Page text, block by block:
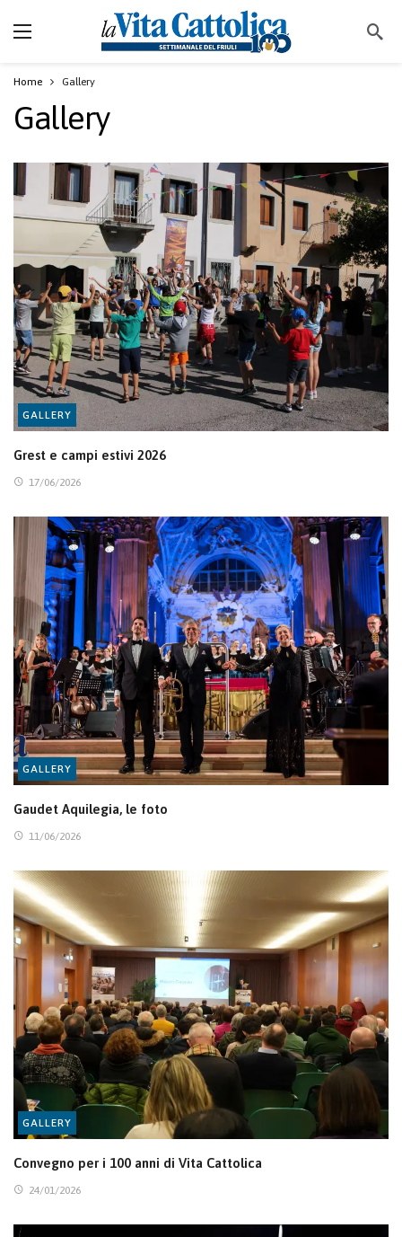
Home Gallery
Gallery
GALLERY
Grest e campi estivi 2026
17/06/2026
GALLERY
Gaudet Aquilegia, le foto
11/06/2026
GALLERY
Convegno per i 100 anni di Vita Cattolica
24/01/2026